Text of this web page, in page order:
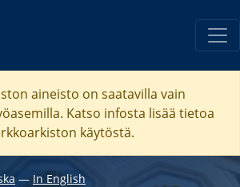
aineisto on saatavilla vain
Katso infosta lisää tietoa
käytöstä.
― In English